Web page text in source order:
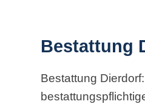
Bestattung
Bestattung